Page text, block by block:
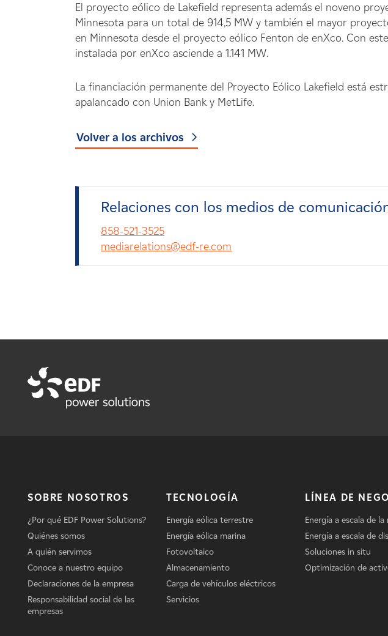
El proyecto eólico de Lakefield representa además el noveno
Minnesota para un total de 914,5 MW y también el mayor
en Minnesota desde el proyecto eólico Fenton de enXco. Con
instalada por enXco asciende a 1.141 MW.
La financiación permanente del Proyecto Eólico Lakefield está
apalancado con Union Bank y MetLife.
Volver a los archivos
Relaciones con los medios de
858-521-3525
mediarelations@edf-re.com
SOBRE NOSOTROS
¿Por qué EDF Power Solutions?
Quiénes somos
A quién servimos
Conoce a nuestro equipo
Declaraciones de la empresa
Responsabilidad social de las
empresas
TECNOLOGÍA
Energía eólica terrestre
Energía eólica marina
Fotovoltaico
Almacenamiento
Carga de vehículos eléctricos
Servicios
LÍNEA DE
Energía a escala de la
Energía a escala de
Soluciones in situ
Optimización de